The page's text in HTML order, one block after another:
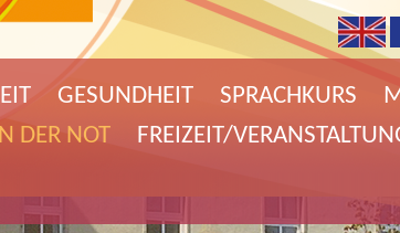
GESUNDHEIT SPRACHKURS
DER NOT FREIZEIT/